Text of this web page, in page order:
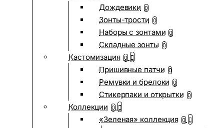
Дождевики 0
Зонты-трости 0
Наборы с зонтами 0
Складные зонты 0
Кастомизация 0
Пришивные патчи 0
Ремувки и брелоки 0
Стикерпаки и открытки 0
Коллекции 0
«Зеленая» коллекция 0